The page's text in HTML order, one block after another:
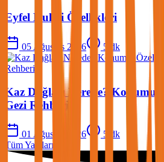
Eyfel Kulesi Özellikleri
05 Ağustos 2026 5 dk
Kaz Dağları Nerede? Konumu,
Gezi Rehberi
01 Ağustos 2026 5
dk
Tüm Yazıları Gör